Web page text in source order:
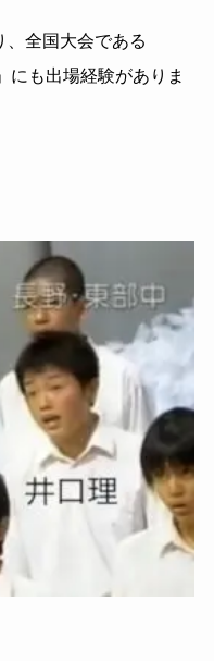
、全国大会である
にも出場経験がありま